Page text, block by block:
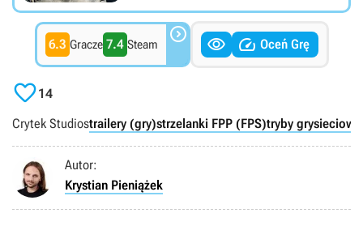
6.3 Gracze 7.4 Steam    Oceń Grę
14
Crytek Studiostrailery (gry)strzelanki FPP (FPS)tryby gry
Autor:
Krystian Pieniążek